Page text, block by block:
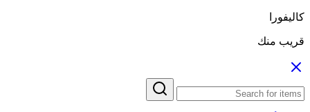
كاليفورا
قريب منك